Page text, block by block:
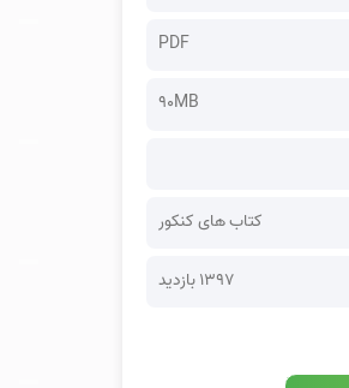
PDF
90MB
کتاب های کنکور
1397 بازدید